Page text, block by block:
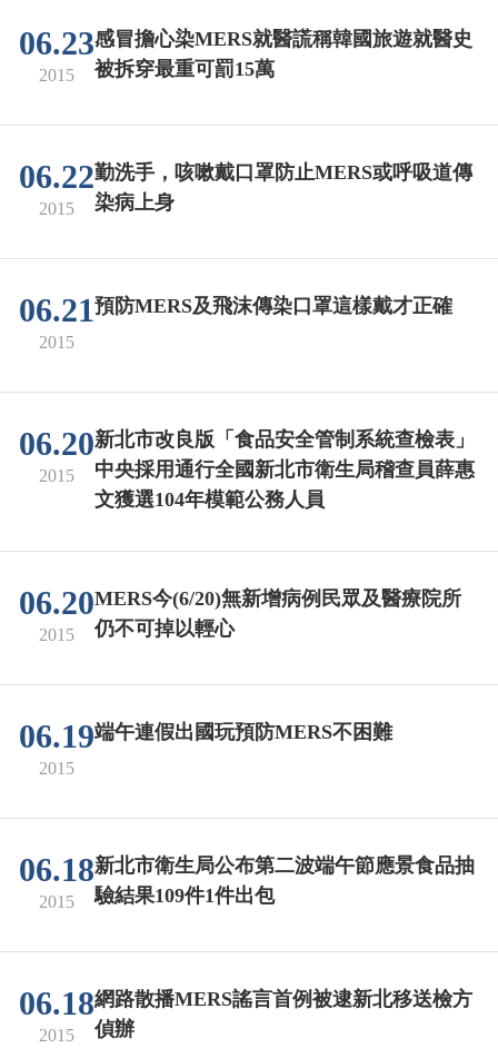
06.23
2015
感冒擔心染MERS就醫謊稱韓國旅遊就醫史
被拆穿最重可罰15萬
06.22
2015
勤洗手，咳嗽戴口罩防止MERS或呼吸道傳
染病上身
06.21
2015
預防MERS及飛沫傳染口罩這樣戴才正確
06.20
2015
新北市改良版「食品安全管制系統查檢表」
中央採用通行全國新北市衛生局稽查員薛惠
文獲選104年模範公務人員
06.20
2015
MERS今(6/20)無新增病例民眾及醫療院所
仍不可掉以輕心
06.19
2015
端午連假出國玩預防MERS不困難
06.18
2015
新北市衛生局公布第二波端午節應景食品抽
驗結果109件1件出包
06.18
2015
網路散播MERS謠言首例被逮新北移送檢方
偵辦